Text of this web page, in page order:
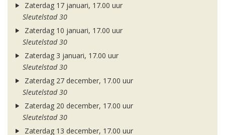
Zaterdag 17 januari, 17.00 uur
Sleutelstad 30
Zaterdag 10 januari, 17.00 uur
Sleutelstad 30
Zaterdag 3 januari, 17.00 uur
Sleutelstad 30
Zaterdag 27 december, 17.00 uur
Sleutelstad 30
Zaterdag 20 december, 17.00 uur
Sleutelstad 30
Zaterdag 13 december, 17.00 uur